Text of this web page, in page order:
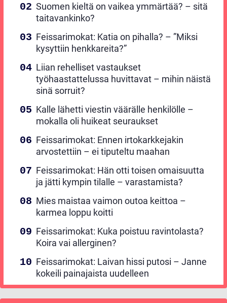
Suomen kieltä on vaikea ymmärtää? – sitä
taitavankinko?
Feissarimokat: Katia on pihalla? – ”Miksi
kysyttiin henkkareita?”
Liian rehelliset vastaukset
työhaastattelussa huvittavat – mihin näistä
sinä sorruit?
Kalle lähetti viestin väärälle henkilölle –
mokalla oli huikeat seuraukset
Feissarimokat: Ennen irtokarkkejakin
arvostettiin – ei tiputeltu maahan
Feissarimokat: Hän otti toisen omaisuutta
ja jätti kympin tilalle – varastamista?
Mies maistaa vaimon outoa keittoa –
karmea loppu koitti
Feissarimokat: Kuka poistuu ravintolasta?
Koira vai allerginen?
Feissarimokat: Laivan hissi putosi – Janne
kokeili painajaista uudelleen